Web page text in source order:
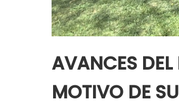
AVANCES DEL
MOTIVO DE